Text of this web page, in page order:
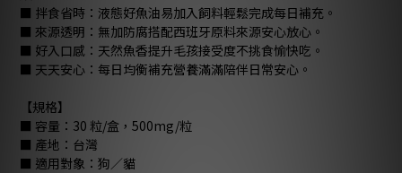
■ 拌食省時：液態好魚油易加入飼料輕鬆完成每日補充。
■ 來源透明：無加防腐搭配西班牙原料來源安心放心。
■ 好入口感：天然魚香提升毛孩接受度不挑食愉快吃。
■ 天天安心：每日均衡補充營養滿滿陪伴日常安心。
【規格】
■ 容量：30 粒/盒，500mg/粒
■ 產地：台灣
■ 適用對象：狗／貓